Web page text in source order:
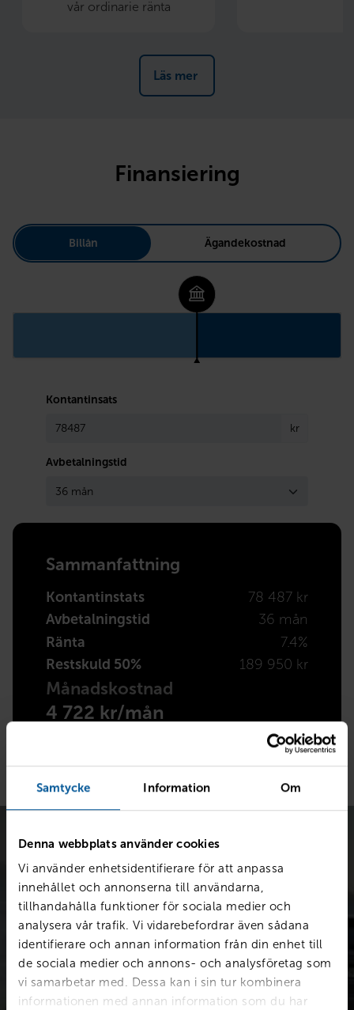
Samtycke Information Om
Denna webbplats använder cookies
Vi använder enhetsidentifierare för att anpassa
innehållet och annonserna till användarna,
tillhandahålla funktioner för sociala medier och
analysera vår trafik. Vi vidarebefordrar även sådana
identifierare och annan information från din enhet till
de sociala medier och annons- och analysföretag som
vi samarbetar med. Dessa kan i sin tur kombinera
informationen med annan information som du har
vår ordinarie ränta
Läs mer
Finansiering
Billån Ägandekostnad
Kontantinsats
kr
Avbetalningstid
Sammanfattning
Kontantinstats
78 487 kr
Avbetalningstid
36 mån
Ränta
7.4%
Restskuld 50%
189 950 kr
Månadskostnad
4 722 kr/mån
Värdera bilen kostnadsfritt
Snabb värdering för en första uppskattning av vad din bil är
värd.